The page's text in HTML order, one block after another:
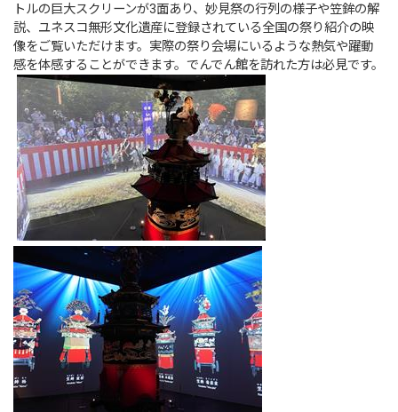
トルの巨大スクリーンが3面あり、妙見祭の行列の様子や笠鉾の解
説、ユネスコ無形文化遺産に登録されている全国の祭り紹介の映
像をご覧いただけます。実際の祭り会場にいるような熱気や躍動
感を体感することができます。でんでん館を訪れた方は必見です。